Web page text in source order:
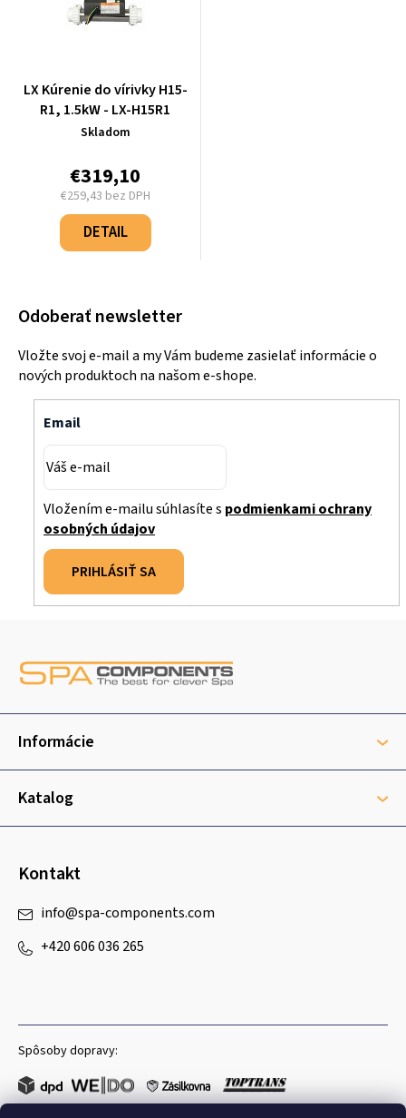
LX Kúrenie do vírivky H15-
R1, 1.5kW - LX-H15R1
Skladom
€319,10
€259,43 bez DPH
Jednotková
cena:
DETAIL
Odoberať newsletter
Vložte svoj e-mail a my Vám budeme zasielať informácie o
nových produktoch na našom e-shope.
Email
Vložením e-mailu súhlasíte s podmienkami ochrany
osobných údajov
PRIHLÁSIŤ SA
ä
i
Informácie
Katalog
Kontakt
info@spa-components.com
+420 606 036 265
Spôsoby dopravy: